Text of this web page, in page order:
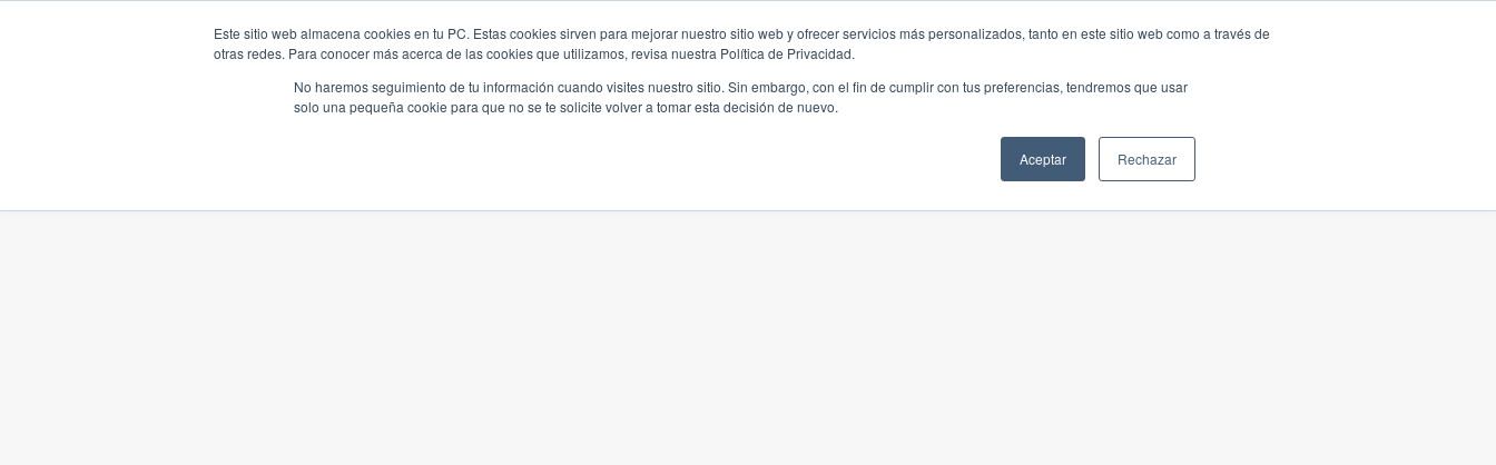
Este sitio web almacena cookies en tu PC. Estas cookies sirven para mejorar nuestro sitio web y ofrecer servicios más personalizados, tanto en este sitio web como a través de
otras redes. Para conocer más acerca de las cookies que utilizamos, revisa nuestra Política de Privacidad.
No haremos seguimiento de tu información cuando visites nuestro sitio. Sin embargo, con el fin de cumplir con tus preferencias, tendremos que usar
solo una pequeña cookie para que no se te solicite volver a tomar esta decisión de nuevo.
Aceptar Rechazar